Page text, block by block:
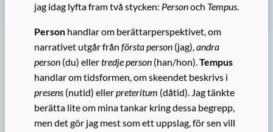
jag idag lyfta fram två stycken: Personoch Tempus.
Person handlar om berättarperspektivet, om
narrativet utgår från första person (jag),andra
person (du) ellertredje person (han/hon).Tempus
handlar om tidsformen, om skeendet beskrivs i
presens (nutid) ellerpreteritum (dåtid). Jag tänkte
berätta lite om mina tankar kring dessa begrepp,
men det gör jag mest som ett uppslag, för sen vill